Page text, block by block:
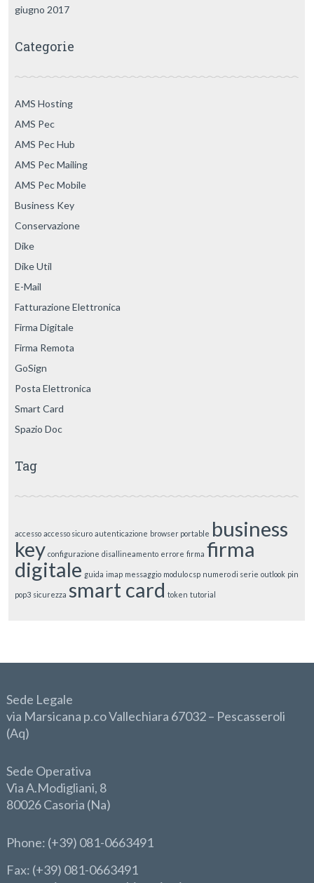
giugno 2017
Categorie
AMS Hosting
AMS Pec
AMS Pec Hub
AMS Pec Mailing
AMS Pec Mobile
Business Key
Conservazione
Dike
Dike Util
E-Mail
Fatturazione Elettronica
Firma Digitale
Firma Remota
GoSign
Posta Elettronica
Smart Card
Spazio Doc
Tag
accesso accesso sicuro autenticazione browser portable business
key configurazione disallineamento errore firma firma
digitale guida imap messaggio modulo csp numero di serie outlook pin
pop3 sicurezza smart card token tutorial
Sede Legale
via Marsicana p.co Vallechiara 67032 – Pescasseroli
(Aq)
Sede Operativa
Via A.Modigliani, 8
80026 Casoria (Na)
Phone: (+39) 081-0663491
Fax: (+39) 081-0663491